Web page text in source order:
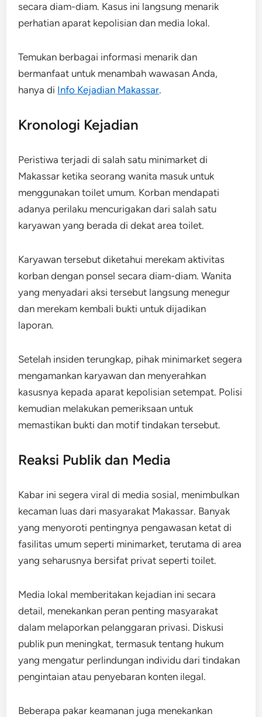
secara diam-diam. Kasus ini langsung menarik
perhatian aparat kepolisian dan media lokal.
Temukan berbagai informasi menarik dan
bermanfaat untuk menambah wawasan Anda,
hanya di Info Kejadian Makassar.
Kronologi Kejadian
Peristiwa terjadi di salah satu minimarket di
Makassar ketika seorang wanita masuk untuk
menggunakan toilet umum. Korban mendapati
adanya perilaku mencurigakan dari salah satu
karyawan yang berada di dekat area toilet.
Karyawan tersebut diketahui merekam aktivitas
korban dengan ponsel secara diam-diam. Wanita
yang menyadari aksi tersebut langsung menegur
dan merekam kembali bukti untuk dijadikan
laporan.
Setelah insiden terungkap, pihak minimarket segera
mengamankan karyawan dan menyerahkan
kasusnya kepada aparat kepolisian setempat. Polisi
kemudian melakukan pemeriksaan untuk
memastikan bukti dan motif tindakan tersebut.
Reaksi Publik dan Media
Kabar ini segera viral di media sosial, menimbulkan
kecaman luas dari masyarakat Makassar. Banyak
yang menyoroti pentingnya pengawasan ketat di
fasilitas umum seperti minimarket, terutama di area
yang seharusnya bersifat privat seperti toilet.
Media lokal memberitakan kejadian ini secara
detail, menekankan peran penting masyarakat
dalam melaporkan pelanggaran privasi. Diskusi
publik pun meningkat, termasuk tentang hukum
yang mengatur perlindungan individu dari tindakan
pengintaian atau penyebaran konten ilegal.
Beberapa pakar keamanan juga menekankan